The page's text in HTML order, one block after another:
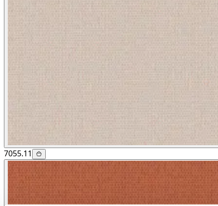
7055.11